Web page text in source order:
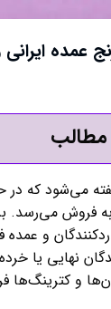
عمده
می‌شود که در
فروش می‌رسد.
و
نهایی یا
و کترینگ‌ها